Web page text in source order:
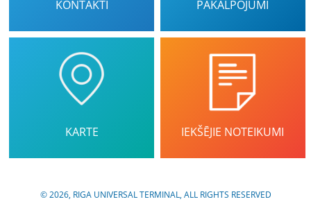
KONTAKTI PAKALPOJUMI
KARTE IEKŠĒJIE NOTEIKUMI
© 2026, RIGA UNIVERSAL TERMINAL, ALL RIGHTS RESERVED